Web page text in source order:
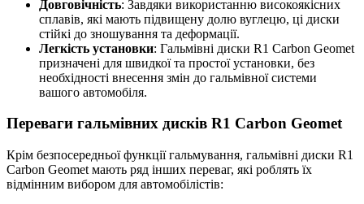
Довговічність: Завдяки використанню високоякісних
сплавів, які мають підвищену долю вуглецю, ці диски
стійкі до зношування та деформації.
Легкість установки: Гальмівні диски R1 Carbon Geomet
призначені для швидкої та простої установки, без
необхідності внесення змін до гальмівної системи
вашого автомобіля.
Переваги гальмівних дисків R1 Carbon Geomet
Крім безпосередньої функції гальмування, гальмівні диски R1
Carbon Geomet мають ряд інших переваг, які роблять їх
відмінним вибором для автомобілістів: